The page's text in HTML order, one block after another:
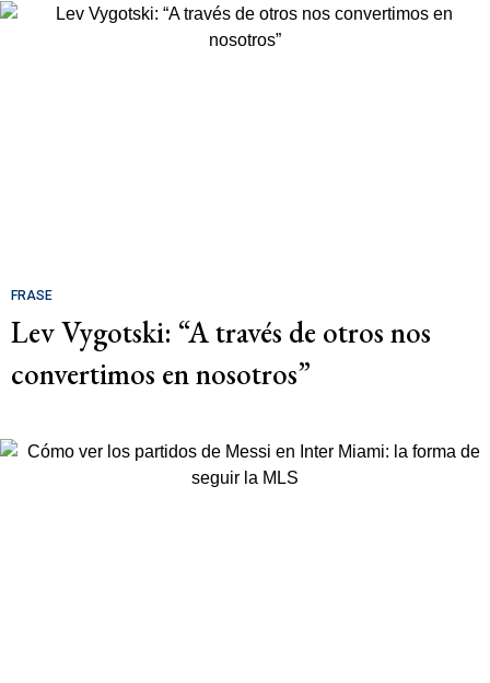
FRASE
Lev Vygotski: “A través de otros nos
convertimos en nosotros”